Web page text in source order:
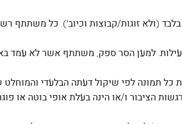
(ולא זוגות/קבוצות וכיוב'). כל משתתף
למען הסר ספק, משתתף אשר לא עמד
תמונה לפי שיקול דעתה הבלעדי והמוחלט
הציבור ו/או הינה בעלת אופי בוטה או